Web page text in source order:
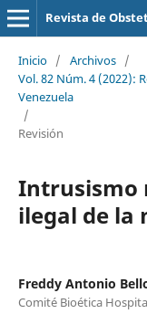
Revista de
Inicio / Archivos /
Vol. 82 Núm. 4 (2022):
Venezuela
/
Revisión
Intrusismo
ilegal de la
Freddy Antonio
Comité Bioética